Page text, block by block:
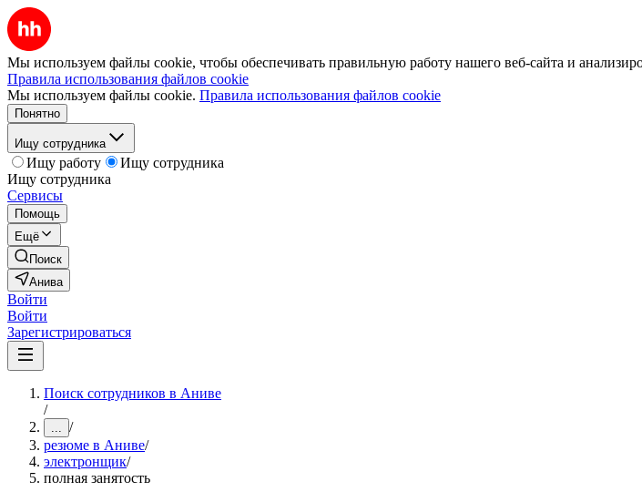
Мы используем файлы cookie, чтобы обеспечивать правильную работу нашего веб-сайта и
Правила использования файлов cookie
Мы используем файлы cookie. Правила использования файлов cookie
Понятно
Ищу сотрудника
Ищу работу
Ищу сотрудника
Ищу сотрудника
Сервисы
Помощь
Ещё
Поиск
Анива
Войти
Войти
Зарегистрироваться
Поиск сотрудников в Аниве
/
... /
резюме в Аниве/
электронщик/
полная занятость